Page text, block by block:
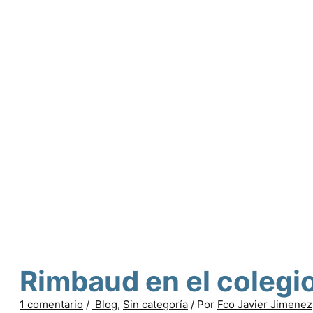
Rimbaud en el
1 comentario / Blog, Sin categoría / Por Fco Javier Jimenez